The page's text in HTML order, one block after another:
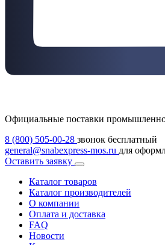
Официальные поставки
8 (800) 505-00-28 звонок бесплатный
general@snabexpress-mos.ru для
Оставить заявку
Каталог товаров
Каталог производителей
О компании
Оплата и доставка
FAQ
Новости